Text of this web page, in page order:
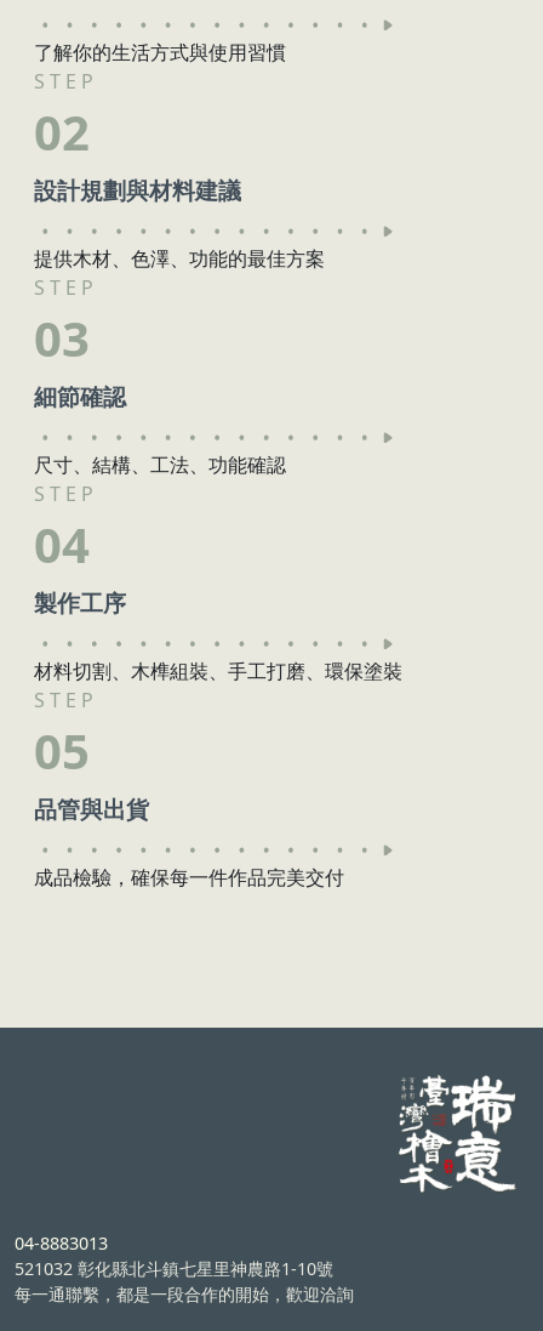
了解你的生活方式與使用習慣
S T E P
02
設計規劃與材料建議
提供木材、色澤、功能的最佳方案
S T E P
03
細節確認
尺寸、結構、工法、功能確認
S T E P
04
製作工序
材料切割、木榫組裝、手工打磨、環保塗裝
S T E P
05
品管與出貨
成品檢驗，確保每一件作品完美交付
04-8883013
521032 彰化縣北斗鎮七星里神農路1-10號
每一通聯繫，都是一段合作的開始，歡迎洽詢